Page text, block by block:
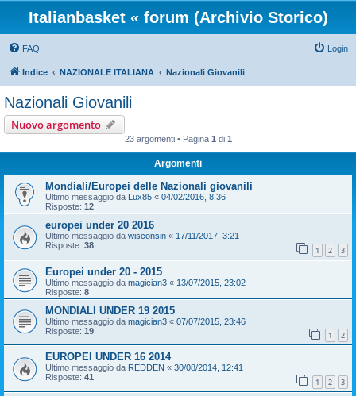
Italianbasket « forum (Archivio Storico)
FAQ Login
Indice NAZIONALE ITALIANA Nazionali Giovanili
Nazionali Giovanili
Nuovo argomento
23 argomenti • Pagina 1 di 1
Argomenti
Mondiali/Europei delle Nazionali giovanili
Ultimo messaggio da Lux85 « 04/02/2016, 8:36
Risposte: 12
europei under 20 2016
Ultimo messaggio da wisconsin « 17/11/2017, 3:21
Risposte: 38 1 2 3
Europei under 20 - 2015
Ultimo messaggio da magician3 « 13/07/2015, 23:02
Risposte: 8
MONDIALI UNDER 19 2015
Ultimo messaggio da magician3 « 07/07/2015, 23:46
Risposte: 19 1 2
EUROPEI UNDER 16 2014
Ultimo messaggio da REDDEN « 30/08/2014, 12:41
Risposte: 41 1 2 3